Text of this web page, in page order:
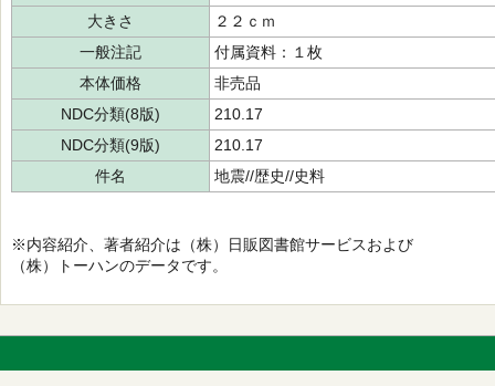
大きさ
２２ｃｍ
一般注記
付属資料：１枚
本体価格
非売品
NDC分類(8版)
210.17
NDC分類(9版)
210.17
件名
地震//歴史//史料
※内容紹介、著者紹介は（株）日販図書館サービスおよび
（株）トーハンのデータです。